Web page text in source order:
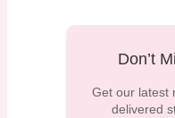
Don’t
Get our latest
delivered